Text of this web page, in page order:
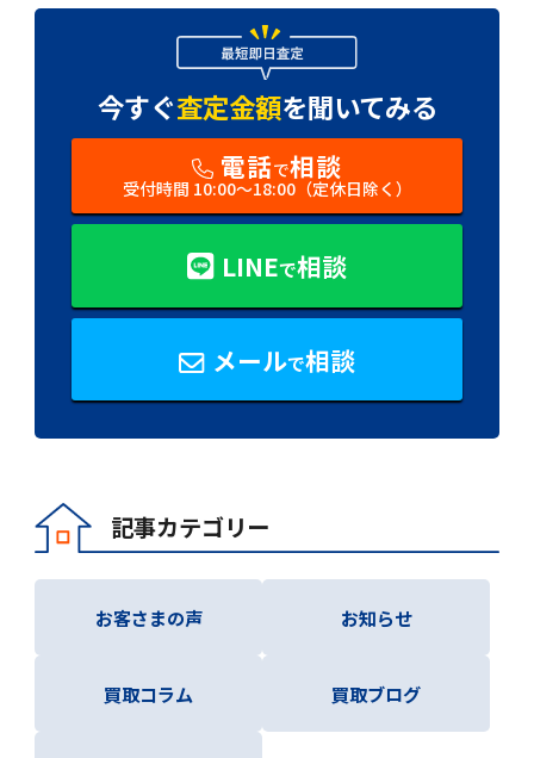
今すぐ査定金額を聞いてみる
電話で相談
受付時間 10:00〜18:00（定休日除く）
LINEで相談
メールで相談
記事カテゴリー
お客さまの声 お知らせ
買取コラム 買取ブログ